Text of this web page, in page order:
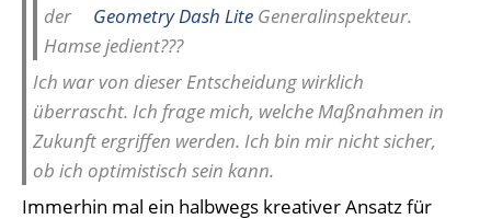
der
Geometry Dash Lite Generalinspekteur.
Hamse jedient???
Ich war von dieser Entscheidung wirklich
überrascht. Ich frage mich, welche Maßnahmen in
Zukunft ergriffen werden. Ich bin mir nicht sicher,
ob ich optimistisch sein kann.
Immerhin mal ein halbwegs kreativer Ansatz für